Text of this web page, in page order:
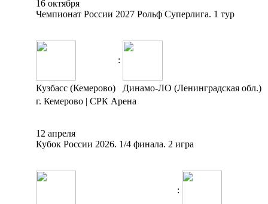
16 октября
Чемпионат России 2027 Рольф Суперлига. 1 тур
:
Кузбасс (Кемерово)
Динамо-ЛО (Ленинградская обл.)
г. Кемерово | СРК Арена
12 апреля
Кубок России 2026. 1/4 финала. 2 игра
: